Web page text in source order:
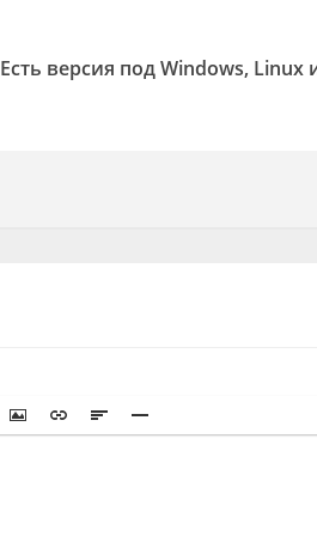
Есть версия под Windows, Linux